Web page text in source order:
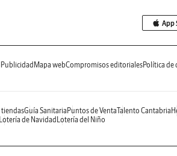
App
Publicidad Mapa webCompromisos editorialesPolítica de
tiendasGuía Sanitaria Puntos de VentaTalento Cantabria
Lotería de Navidad Lotería del Niño